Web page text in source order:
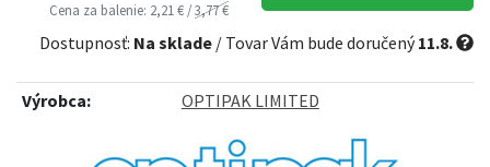
Cena za balenie: 2,21 € /3,77 €
Dostupnosť: Na sklade / Tovar Vám bude doručený11.8.
Výrobca: OPTIPAK LIMITED